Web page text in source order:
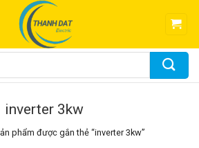
inverter 3kw
phẩm được gắn thẻ “inverter 3kw”